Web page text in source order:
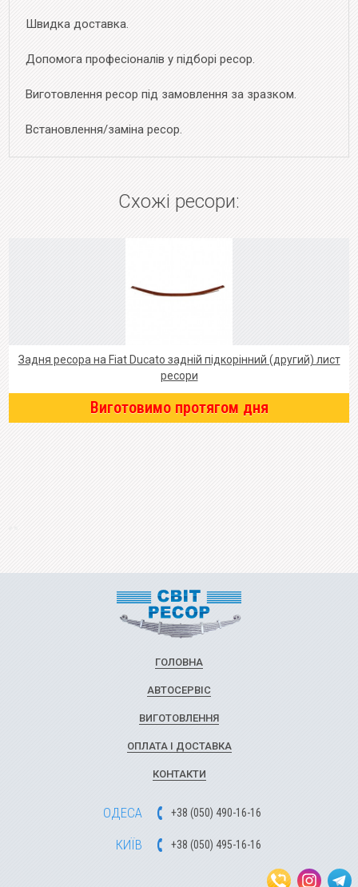
Швидка доставка.
Допомога професіоналів у підборі ресор.
Виготовлення ресор під замовлення за зразком.
Встановлення/заміна ресор.
Схожі ресори:
Задня ресора на Fiat Ducato задній підкорінний (другий) лист
ресори
Виготовимо протягом дня
ГОЛОВНА
АВТОСЕРВІС
ВИГОТОВЛЕННЯ
ОПЛАТА І ДОСТАВКА
КОНТАКТИ
ОДЕСА +38 (050) 490-16-16
КИЇВ +38 (050) 495-16-16